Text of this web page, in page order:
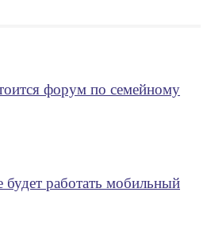
форум по семейному
работать мобильный